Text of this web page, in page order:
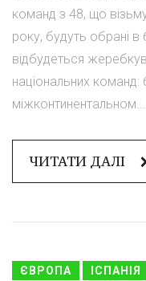
команд з 48, що
року, будуть обрані
відбудеться
національних команд:
міжконтинентальном...
ЧИТАТИ ДАЛІ
ЄВРОПА ІСПАНІЯ